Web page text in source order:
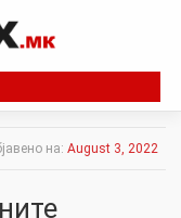
на: August 3, 2022